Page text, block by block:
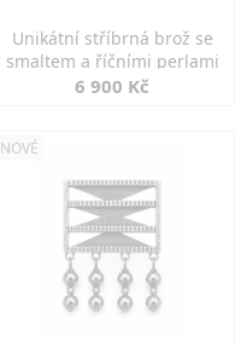
Unikátní stříbrná brož se
smaltem a říčními perlami
6 900 Kč
NOVÉ